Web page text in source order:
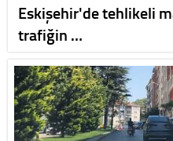
Eskişehir'de tehlikeli
trafiğin …